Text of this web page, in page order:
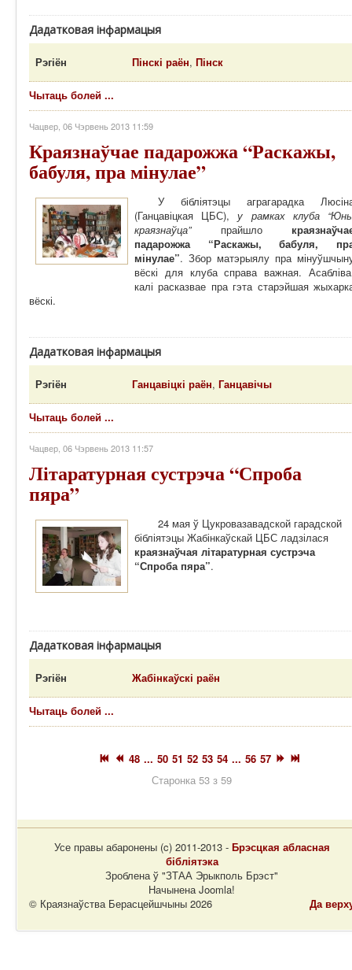
Дадатковая інфармацыя
Рэгіён Пінскі раён,Пінск
Чытаць болей ...
Чацвер, 06 Чэрвень 2013 11:59
Краязнаўчае падарожжа “Раскажы,
бабуля, пра мінулае”
У бібліятэцы аграгарадка
(Ганцавіцкая ЦБС), у рамках клуба
краязнаўца”прайшло
падарожжа “Раскажы, бабуля,
мінулае”. Збор матэрыялу пра
вёскі для клуба справа важная.
калі расказвае пра гэта старэйшая
вёскі.
Дадатковая інфармацыя
Рэгіён Ганцавіцкі раён,Ганцавічы
Чытаць болей ...
Чацвер, 06 Чэрвень 2013 11:57
Літаратурная сустрэча “Спроба
пяра”
24 мая ў Цукровазавадской гарадской
бібліятэцы Жабінкаўскай ЦБС ладзілася
краязнаўчая літаратурная сустрэча
“Спроба пяра”.
Дадатковая інфармацыя
Рэгіён Жабінкаўскі раён
Чытаць болей ...
48 ... 50 51 52 53 54 ... 56 57
Старонка 53 з 59
Усе правы абаронены (c) 2011-2013 - Брэсцкая абласная
бібліятэка
Зроблена ў "ЗТАА Эрыкполь Брэст"
Начынена Joomla!
Да
© Краязнаўства Берасцейшчыны 2026